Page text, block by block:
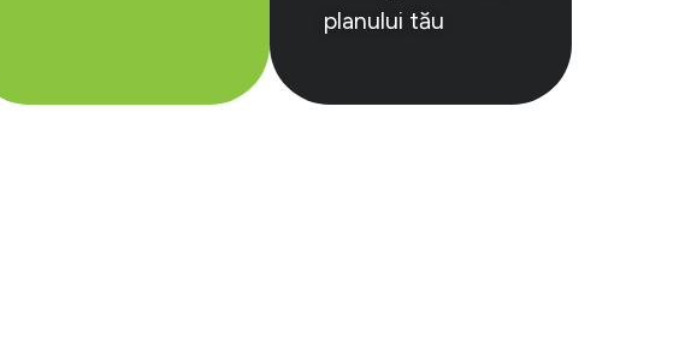
planului tău